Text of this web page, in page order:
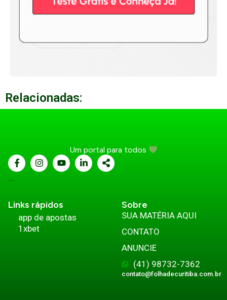
Relacionadas:
Um portal para todos
...
Links rápidos
app de apostas
1xbet
Sobre
SUA MATÉRIA AQUI
CONTATO
ANUNCIE
(41) 98732-7362
contato@folhadecuritiba.com.br